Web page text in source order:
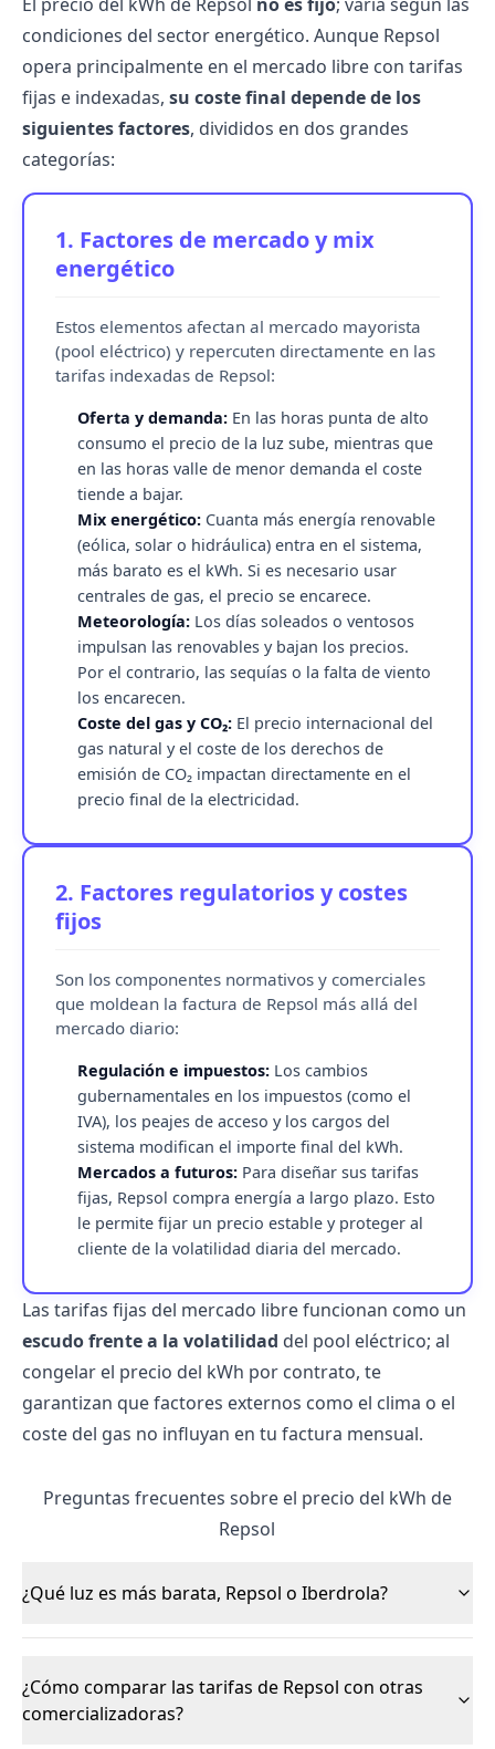
condiciones del sector energético. Aunque Repsol
opera principalmente en el mercado libre con tarifas
fijas e indexadas, su coste final depende de los
siguientes factores, divididos en dos grandes
categorías:
1. Factores de mercado y mix
energético
Estos elementos afectan al mercado mayorista
(pool eléctrico) y repercuten directamente en las
tarifas indexadas de Repsol:
Oferta y demanda: En las horas punta de alto
consumo el precio de la luz sube, mientras que
en las horas valle de menor demanda el coste
tiende a bajar.
Mix energético: Cuanta más energía renovable
(eólica, solar o hidráulica) entra en el sistema,
más barato es el kWh. Si es necesario usar
centrales de gas, el precio se encarece.
Meteorología: Los días soleados o ventosos
impulsan las renovables y bajan los precios.
Por el contrario, las sequías o la falta de viento
los encarecen.
Coste del gas y CO₂: El precio internacional del
gas natural y el coste de los derechos de
emisión de CO₂ impactan directamente en el
precio final de la electricidad.
2. Factores regulatorios y costes
fijos
Son los componentes normativos y comerciales
que moldean la factura de Repsol más allá del
mercado diario:
Regulación e impuestos: Los cambios
gubernamentales en los impuestos (como el
IVA), los peajes de acceso y los cargos del
sistema modifican el importe final del kWh.
Mercados a futuros: Para diseñar sus tarifas
fijas, Repsol compra energía a largo plazo. Esto
le permite fijar un precio estable y proteger al
cliente de la volatilidad diaria del mercado.
Las tarifas fijas del mercado libre funcionan como un
escudo frente a la volatilidad del pool eléctrico; al
congelar el precio del kWh por contrato, te
garantizan que factores externos como el clima o el
coste del gas no influyan en tu factura mensual.
Preguntas frecuentes sobre el precio del kWh de
Repsol
¿Qué luz es más barata, Repsol o Iberdrola?
¿Cómo comparar las tarifas de Repsol con otras
comercializadoras?